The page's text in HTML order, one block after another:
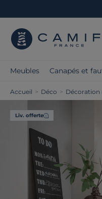
Meubles Canapés et
Accueil > Déco > Décoration
Liv. offerte